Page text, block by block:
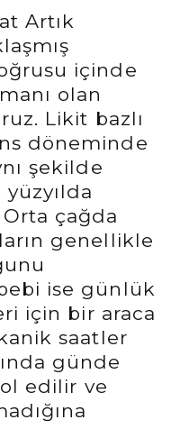
Artık
içinde
olan
Likit bazlı
döneminde
şekilde
çağda
genellikle
ise günlük
için bir araca
saatler
günde
edilir ve